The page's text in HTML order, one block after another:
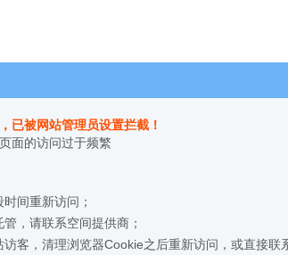
已被网站管理员设置拦截！
面的访问过于频繁
间重新访问；
，请联系空间提供商；
客，清理浏览器Cookie之后重新访问，或直接联